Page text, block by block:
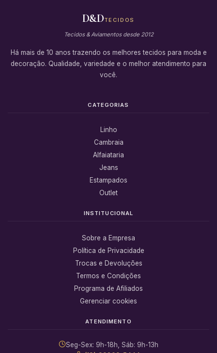
D&DTECIDOS
Tecidos & Aviamentos desde 2012
Há mais de 10 anos trazendo os melhores tecidos para moda e
decoração. Qualidade, variedade e o melhor atendimento para
você.
CATEGORIAS
Linho
Cambraia
Alfaiataria
Jeans
Estampados
Outlet
INSTITUCIONAL
Sobre a Empresa
Política de Privacidade
Trocas e Devoluções
Termos e Condições
Programa de Afiliados
Gerenciar cookies
ATENDIMENTO
Seg-Sex: 9h-18h, Sáb: 9h-13h